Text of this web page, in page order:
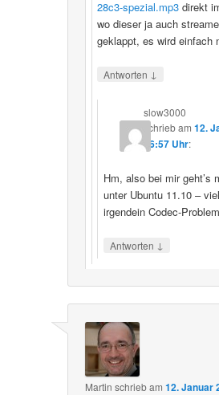
28c3-spezial.mp3 direkt
wo dieser ja auch
geklappt, es wird einfach
Antworten ↓
slow3000
schriebam 12.
16:57 Uhr:
Hm, also bei mir geht’s
unter Ubuntu 11.10 –
irgendein Codec-
Antworten ↓
Martin schriebam12. Januar